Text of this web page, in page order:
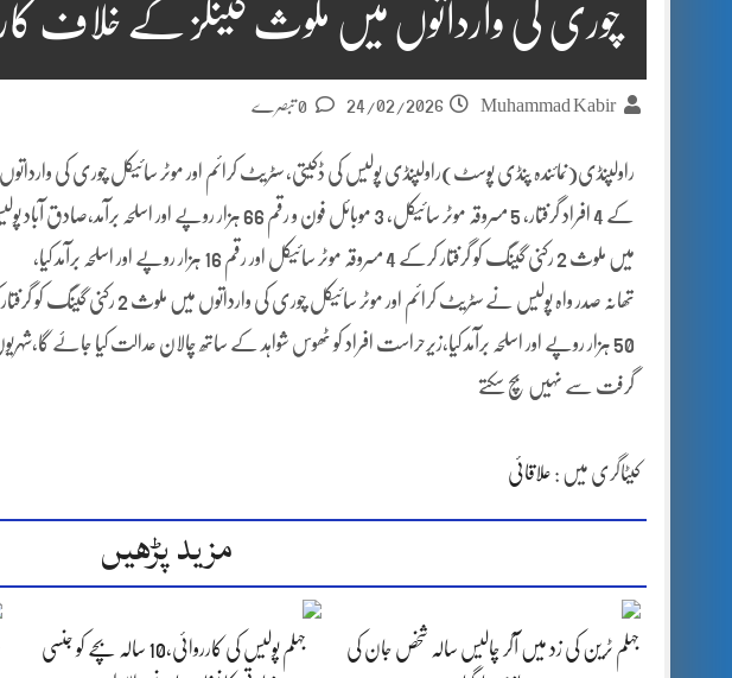
چوری کی وارداتوں میں ملوث گینگز کے خلاف
Muhammad Kabir
24/02/2026
کے 4 افراد گرفتار، 5 مسروقہ موٹر سائیکل، 3 موبائل فون و رقم 66
میں ملوث 2 رکنی گینگ کو گرفتار کرکے 4 مسروقہ موٹر سائیکل اور رقم 16 ہزار روپے اور اسلحہ برآمد کیا،
50 ہزار روپے اور اسلحہ برآمد کیا،زیرحراست افراد کو ٹھوس شواہد کے ساتھ چالان عدالت کیا جاۓ
گرفت سے نہیں بچ سکتے
کیٹاگری میں : علاقائی
مزید پڑھیں
جہلم ٹرین کی زد میں آکر چالیس سالہ شخص جان کی
جہلم پولیس کی کارروائی،10 سالہ بچے کو جنسی